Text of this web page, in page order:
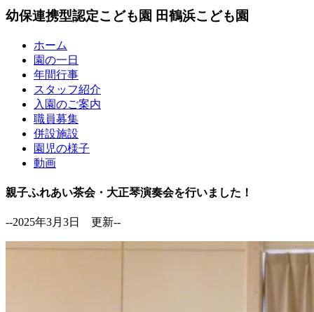
幼保連携型認定こども園 田鶴浜こども園
ホーム
園の一日
年間行事
スタッフ紹介
入園のご案内
職員募集
併設施設
園児の様子
動画
親子ふれあい茶会・大正琴演奏会を行いました！
--2025年3月3日 更新--